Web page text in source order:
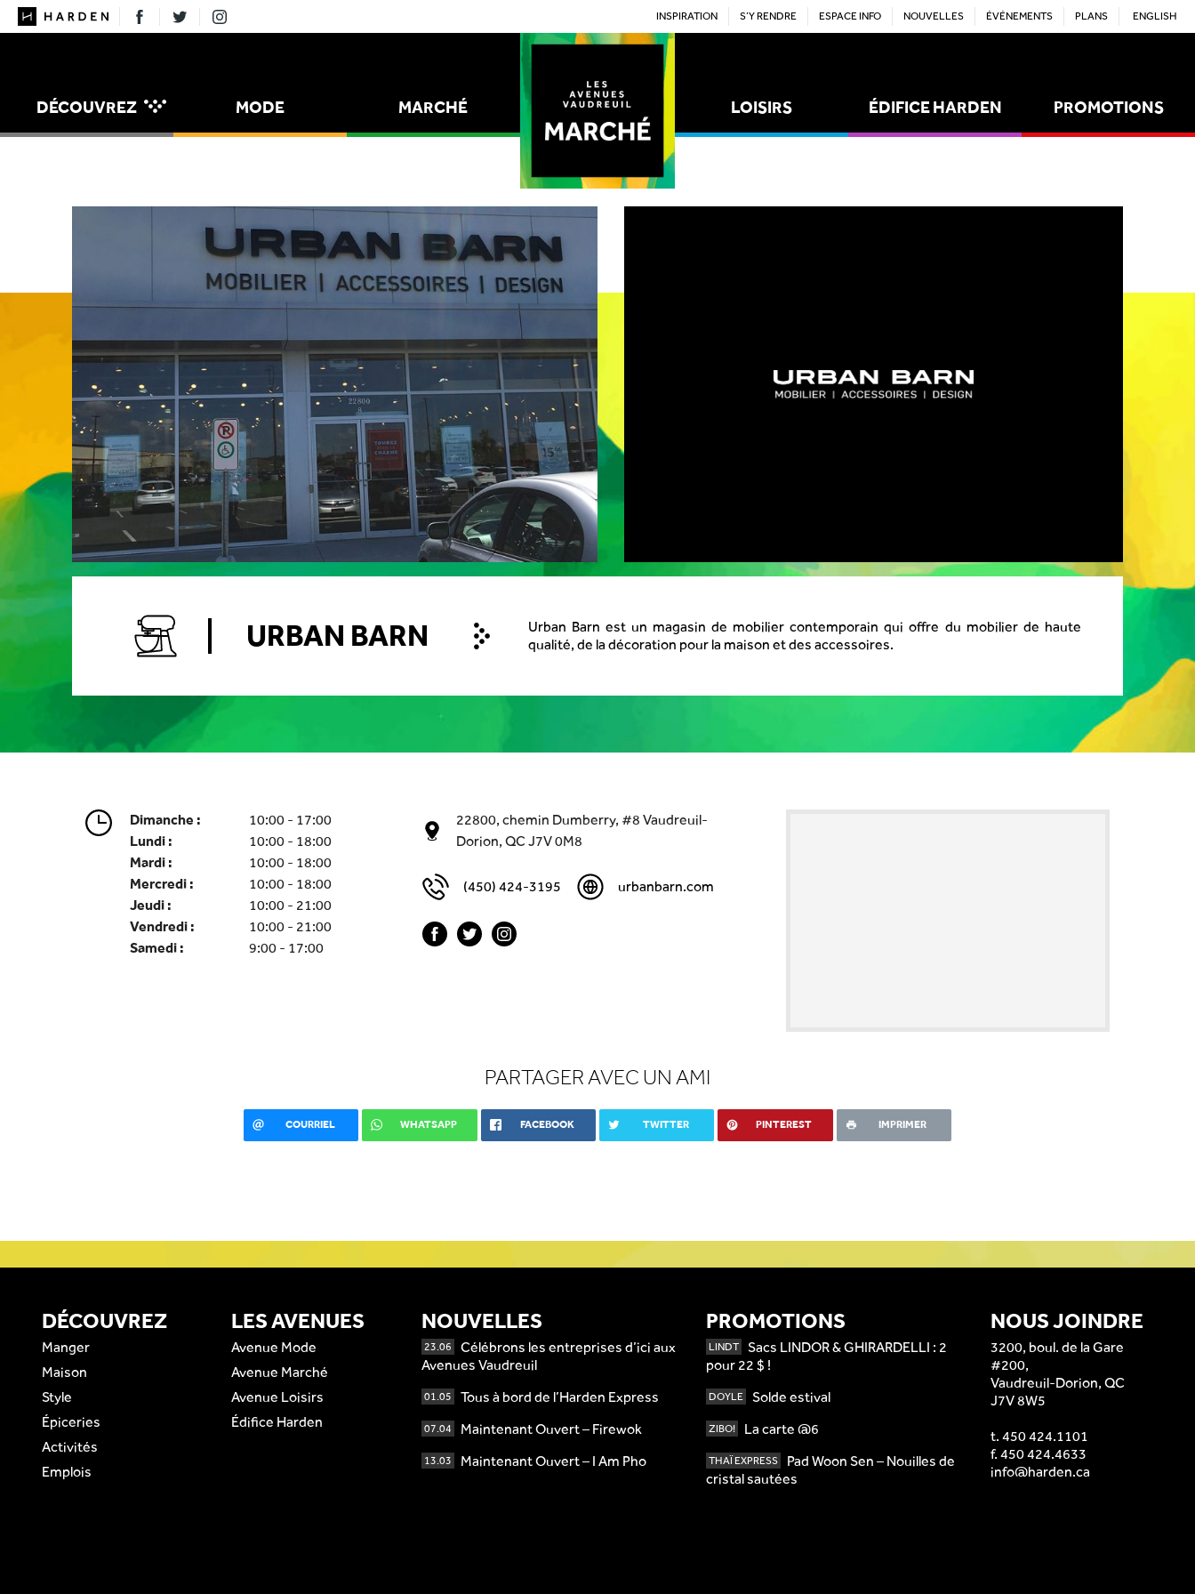
INSPIRATION S’Y RENDRE ESPACE INFO NOUVELLES ÉVÉNEMENTS PLANS ENGLISH
DÉCOUVREZ
STYLE ÉPICERIES
MODE MARCHÉ LOISIRS ÉDIFICE HARDEN PROMOTIONS
URBAN BARN
Urban Barn est un magasin de mobilier contemporain qui offre du mobilier de haute
qualité, de la décoration pour la maison et des accessoires.
Dimanche :
10:00 - 17:00
Lundi :
10:00 - 18:00
Mardi :
10:00 - 18:00
Mercredi :
10:00 - 18:00
Jeudi :
10:00 - 21:00
Vendredi :
10:00 - 21:00
Samedi :
9:00 - 17:00
22800, chemin Dumberry, #8 Vaudreuil-
Dorion, QC J7V 0M8
(450) 424-3195 urbanbarn.com
PARTAGER AVEC UN AMI
COURRIEL WHATSAPP FACEBOOK TWITTER PINTEREST IMPRIMER
DÉCOUVREZ
Manger
Maison
Style
Épiceries
Activités
Emplois
LES AVENUES
Avenue Mode
Avenue Marché
Avenue Loisirs
Édifice Harden
NOUVELLES
23.06
Célébrons les entreprises d’ici aux
Avenues Vaudreuil
01.05 Tous à bord de l’Harden Express
07.04 Maintenant Ouvert – Firewok
13.03 Maintenant Ouvert – I Am Pho
PROMOTIONS
LINDT
Sacs LINDOR & GHIRARDELLI : 2
pour 22 $ !
DOYLE Solde estival
ZIBO! La carte @6
THAÏ EXPRESS
Pad Woon Sen – Nouilles de
cristal sautées
NOUS JOINDRE
3200, boul. de la Gare
#200,
Vaudreuil-Dorion, QC
J7V 8W5
t. 450 424.1101
f. 450 424.4633
info@harden.ca